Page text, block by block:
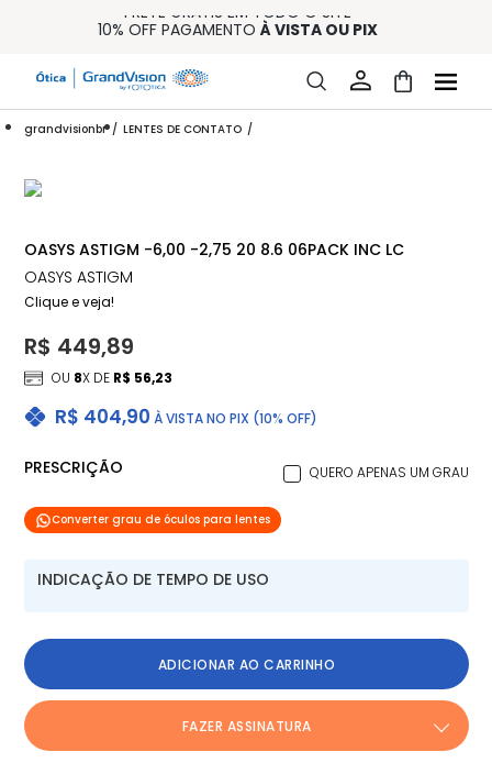
FRETE GRÁTIS EM TODO O SITE
10% OFF PAGAMENTO À VISTA OU PIX
15% OFF NA PRIMEIRA COMPRA (CONSULTE REGULAMENTO)
32% OFF NO COMBO - CONS. REG.
grandvisionbr LENTES DE CONTATO
OASYS ASTIGM -6,00 -2,75 20 8.6 06PACK INC LC
OASYS ASTIGM
Clique e veja!
R$ 404,90 À VISTA NO PIX (10% OFF)
R$ 449,89
OU 8X DE R$ 56,23
PRESCRIÇÃO QUERO APENAS UM GRAU
Converter grau de óculos para lentes
INDICAÇÃO DE TEMPO DE USO
ADICIONAR AO CARRINHO
FAZER ASSINATURA